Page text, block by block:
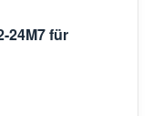
24M7 für